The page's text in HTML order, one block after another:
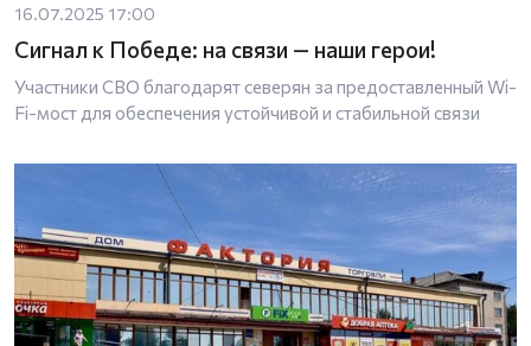
16.07.2025 17:00
Сигнал к Победе: на связи — наши герои!
Участники СВО благодарят северян за предоставленный Wi-
Fi-мост для обеспечения устойчивой и стабильной связи